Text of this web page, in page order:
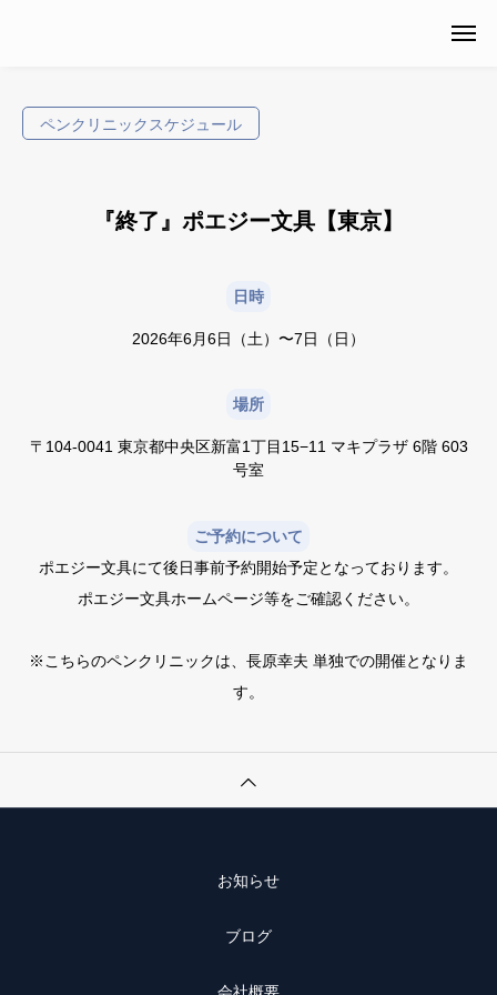
ペンクリニックスケジュール
『終了』ポエジー文具【東京】
日時
2026年6月6日（土）〜7日（日）
場所
〒104-0041 東京都中央区新富1丁目15−11 マキプラザ 6階 603
号室
ご予約について
ポエジー文具にて後日事前予約開始予定となっております。
ポエジー文具ホームページ等をご確認ください。
※こちらのペンクリニックは、長原幸夫 単独での開催となりま
す。
お知らせ
ブログ